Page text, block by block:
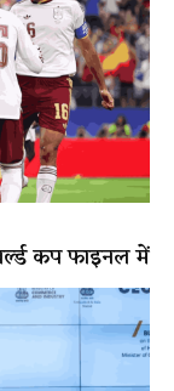
कप फाइनल में